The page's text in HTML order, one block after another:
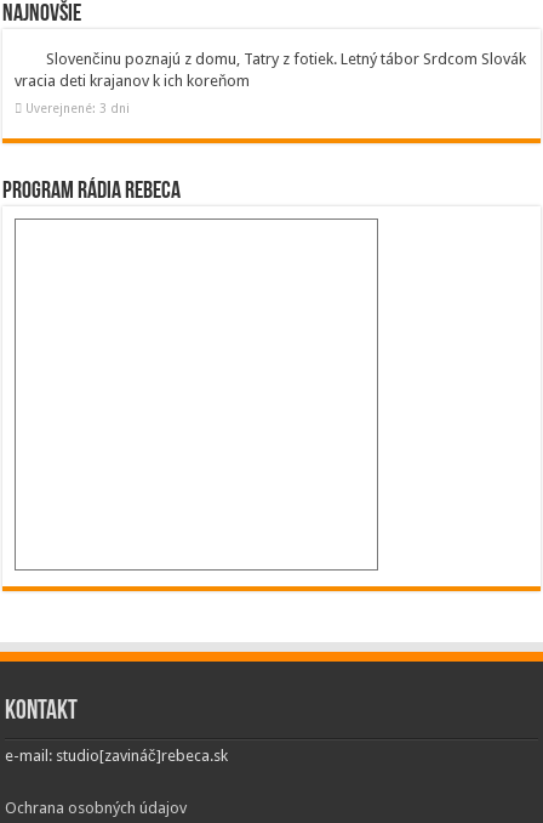
Najnovšie
Slovenčinu poznajú z domu, Tatry z fotiek. Letný tábor Srdcom Slovák
vracia deti krajanov k ich koreňom
Uverejnené: 3 dni
Program Rádia Rebeca
Kontakt
e-mail: studio[zavináč]rebeca.sk
Ochrana osobných údajov